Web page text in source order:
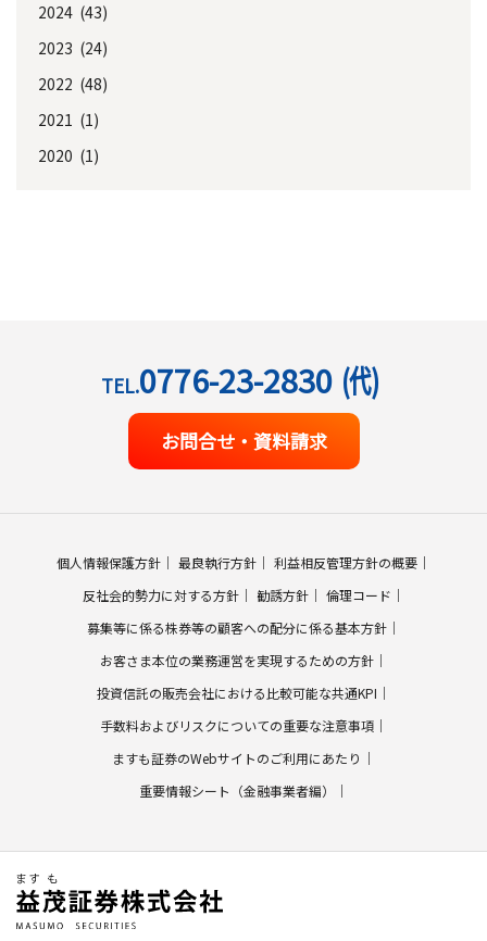
2024 (43)
2023 (24)
2022 (48)
2021 (1)
2020 (1)
TEL.0776-23-2830 (代)
お問合せ・資料請求
個人情報保護方針 最良執行方針
利益相反管理方針の概要
反社会的勢力に対する方針
勧誘方針
倫理コード
募集等に係る株券等の顧客への配分に係る基本方針
お客さま本位の業務運営を実現するための方針
投資信託の販売会社における比較可能な共通KPI
手数料およびリスクについての重要な注意事項
ますも証券のWebサイトのご利用にあたり
重要情報シート（金融事業者編）